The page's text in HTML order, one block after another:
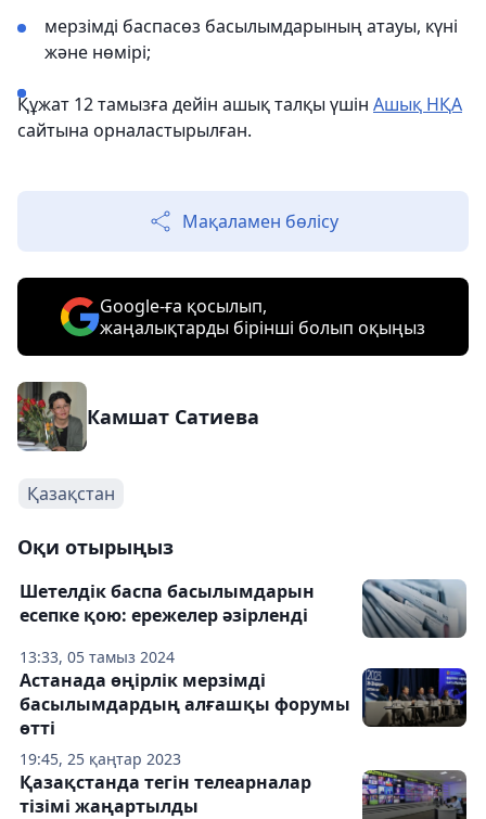
мерзімді баспасөз басылымдарының атауы, күні
және нөмірі;
Құжат 12 тамызға дейін ашық талқы үшін Ашық НҚА
сайтына орналастырылған.
Мақаламен бөлісу
Google-ға қосылып,
жаңалықтарды бірінші болып оқыңыз
Камшат Сатиева
Қазақстан
Оқи отырыңыз
13:33, 05 тамыз 2024
Шетелдік баспа басылымдарын
есепке қою: ережелер әзірленді
19:45, 25 қаңтар 2023
Астанада өңірлік мерзімді
басылымдардың алғашқы форумы
өтті
Қазақстанда тегін телеарналар
тізімі жаңартылды